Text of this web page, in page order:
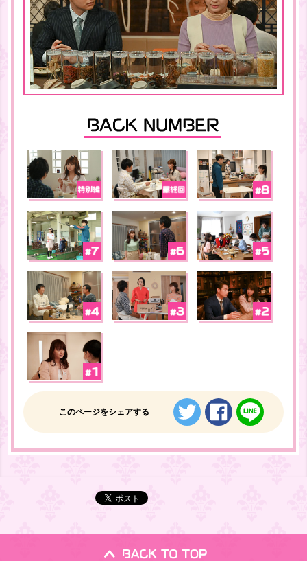
このページをシェアする
ツイートする
シェアするLINEで